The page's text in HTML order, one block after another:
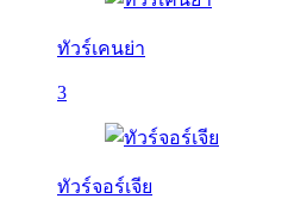
ทัวร์เคนย่า
3
ทัวร์จอร์เจีย